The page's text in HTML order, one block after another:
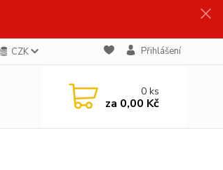
CZK Přihlášení
0ks
za 0,00 Kč